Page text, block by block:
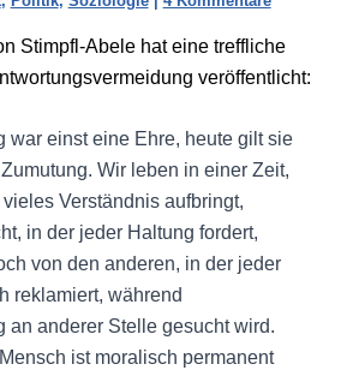
Stimpfl-Abele hat eine treffliche
veröffentlicht:
war einst eine Ehre, heute gilt sie
Wir leben in einer Zeit,
Verständnis aufbringt,
in der jeder Haltung fordert,
von den anderen, in der jeder
reklamiert, während
an anderer Stelle gesucht wird.
ist moralisch permanent